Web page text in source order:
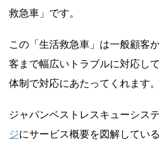
救急車」です。
この「生活救急車」は一般顧客
客まで幅広いトラブルに対応し
体制で対応にあたってくれます。
ジャパンベストレスキューシス
ジにサービス概要を図解してい